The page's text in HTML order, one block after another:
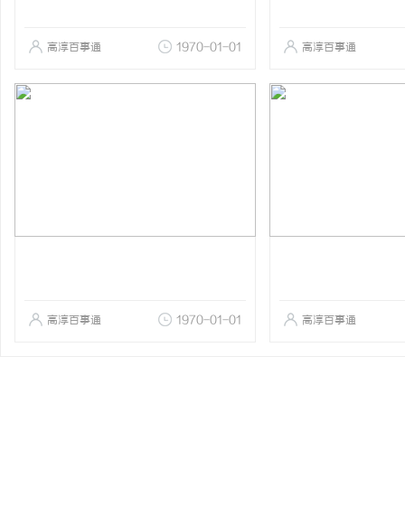
高淳百事通 1970-01-01 高淳百事通
高淳百事通 1970-01-01 高淳百事通